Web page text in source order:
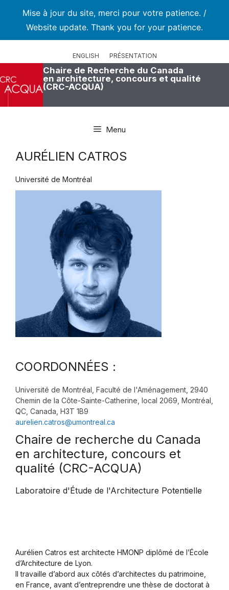
Mise à jour du site, merci pour votre patience. /
Website update. Thank you for your patience.
ENGLISH PRÉSENTATION
Chaire de Recherche du Canada
en architecture, concours et qualité
(CRC-ACQUA)
Menu
AURÉLIEN CATROS
Université de Montréal
COORDONNÉES :
Université de Montréal, Faculté de l'Aménagement, 2940
Chemin de la Côte-Sainte-Catherine, local 2069, Montréal,
QC, Canada, H3T 1B9
aurelien.catros@umontreal.ca
Chaire de recherche du Canada
en architecture, concours et
qualité (CRC-ACQUA)
Laboratoire d'Étude de l'Architecture Potentielle
Aurélien Catros est architecte HMONP diplômé de l’École
d’Architecture de Lyon.
Il travaille d’abord aux côtés d’architectes du patrimoine,
en France, avant d’entreprendre une thèse de doctorat à